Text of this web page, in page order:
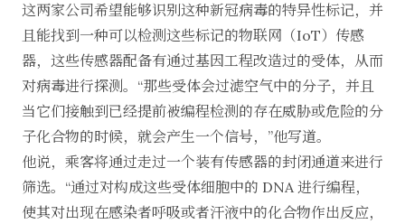
这两家公司希望能够识别这种新冠病毒的特异性标记，并
且能找到一种可以检测这些标记的物联网（IoT）传感
器，这些传感器配备有通过基因工程改造过的受体，从而
对病毒进行探测。“那些受体会过滤空气中的分子，并且
当它们接触到已经提前被编程检测的存在威胁或危险的分
子化合物的时候，就会产生一个信号，”他写道。
他说，乘客将通过走过一个装有传感器的封闭通道来进行
筛选。“通过对构成这些受体细胞中的 DNA 进行编程，
使其对出现在感染者呼吸或者汗液中的化合物作出反应，